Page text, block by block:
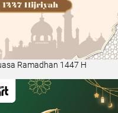
Ramadhan 1447 H